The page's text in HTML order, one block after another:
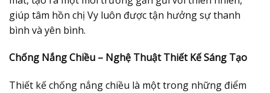
giúp tâm hồn chị Vy luôn được tận hưởng sự thanh
bình và yên bình.
Chống Nắng Chiều – Nghệ Thuật Thiết Kế Sáng Tạo
Thiết kế chống nắng chiều là một trong những điểm